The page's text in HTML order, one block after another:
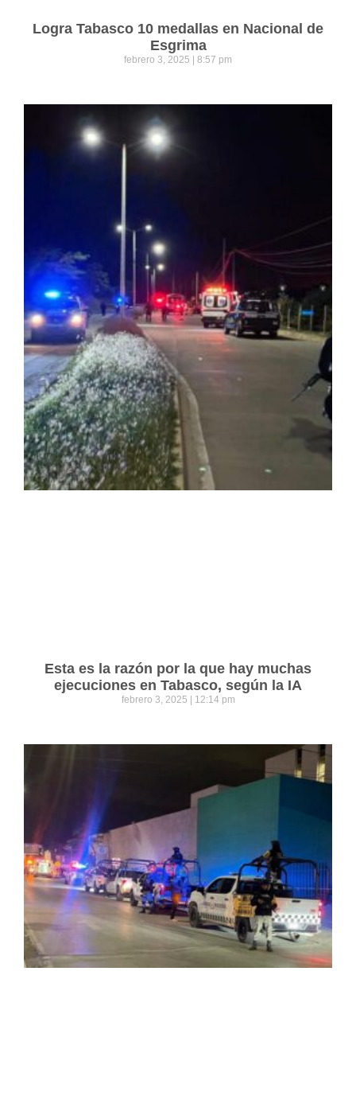
Logra Tabasco 10 medallas en Nacional de
Esgrima
febrero 3, 2025 8:57 pm
Esta es la razón por la que hay muchas
ejecuciones en Tabasco, según la IA
febrero 3, 2025 12:14 pm